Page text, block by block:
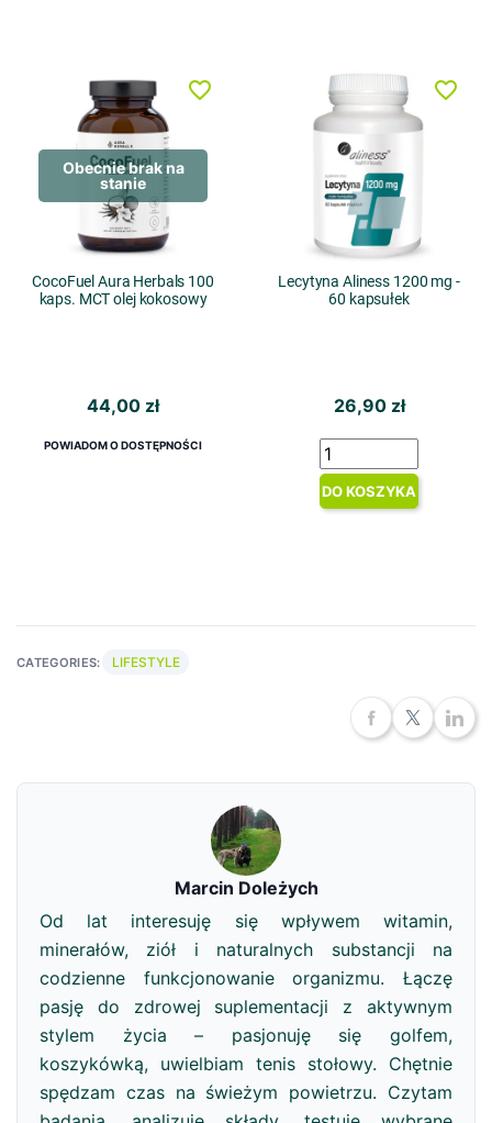
Obecnie brak na
stanie
CocoFuel Aura Herbals 100
kaps. MCT olej kokosowy
44,00 zł
POWIADOM O DOSTĘPNOŚCI
favorite_border
Lecytyna Aliness 1200 mg -
60 kapsułek
26,90 zł
DO KOSZYKA
favorite_border
CATEGORIES: LIFESTYLE
Marcin Doleżych
Od lat interesuję się wpływem witamin,
minerałów, ziół i naturalnych substancji na
codzienne funkcjonowanie organizmu. Łączę
pasję do zdrowej suplementacji z aktywnym
stylem życia – pasjonuję się golfem,
koszykówką, uwielbiam tenis stołowy. Chętnie
spędzam czas na świeżym powietrzu. Czytam